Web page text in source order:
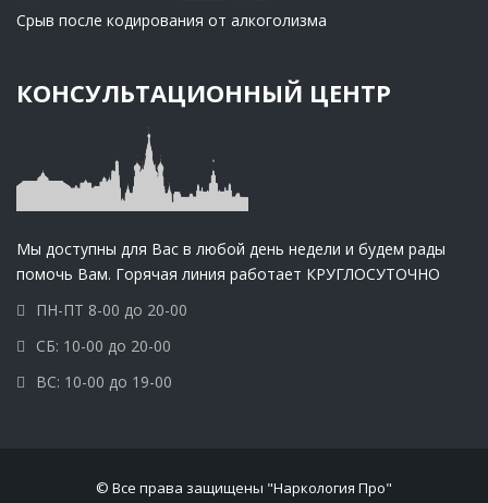
Срыв после кодирования от алкоголизма
КОНСУЛЬТАЦИОННЫЙ ЦЕНТР
Мы доступны для Вас в любой день недели и будем рады
помочь Вам. Горячая линия работает КРУГЛОСУТОЧНО
ПН-ПТ 8-00 до 20-00
СБ: 10-00 до 20-00
ВС: 10-00 до 19-00
© Все права защищены "Наркология Про"